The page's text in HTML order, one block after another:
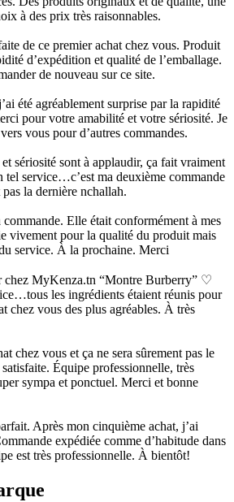
à des prix très raisonnables.
de ce premier achat chez vous. Produit
d’expédition et qualité de l’emballage.
de nouveau sur ce site.
été agréablement surprise par la rapidité
pour votre amabilité et votre sériosité. Je
vous pour d’autres commandes.
sériosité sont à applaudir, ça fait vraiment
tel service…c’est ma deuxième commande
la dernière nchallah.
commande. Elle était conformément à mes
vivement pour la qualité du produit mais
service. À la prochaine. Merci
chez MyKenza.tn “Montre Burberry” ♡
les ingrédients étaient réunis pour
chez vous des plus agréables. À très
chez vous et ça ne sera sûrement pas le
Équipe professionnelle, très
sympa et ponctuel. Merci et bonne
Après mon cinquième achat, j’ai
expédiée comme d’habitude dans
est très professionnelle. À bientôt!